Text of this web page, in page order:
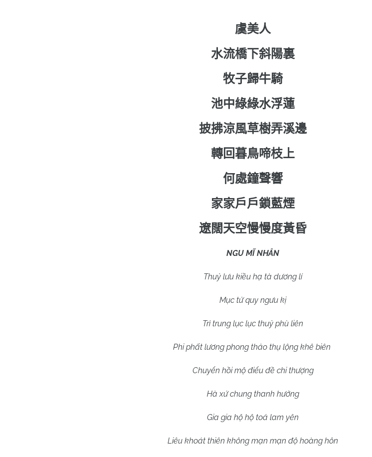
虞美人
水流橋下斜陽裏
牧子歸牛騎
池中綠綠水浮蓮
披拂涼風草樹弄溪邊
轉回暮鳥啼枝上
何處鐘聲響
家家戶戶鎖藍煙
遼闊天空慢慢度黃昏
NGU MĨ NHÂN
Thuỷ lưu kiều hạ tà dương lí
Mục tử quy ngưu kị
Trì trung lục lục thuỷ phù liên
Phi phất lương phong thảo thụ lộng khê biên
Chuyển hồi mộ điểu đề chi thượng
Hà xứ chung thanh hưởng
Gia gia hộ hộ toả lam yên
Liêu khoát thiên không mạn mạn độ hoàng hôn